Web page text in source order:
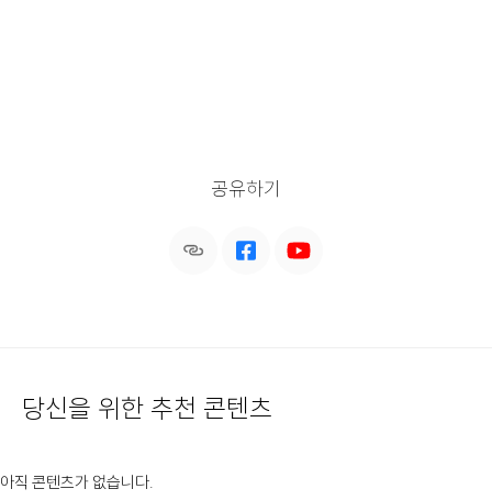
공유하기
당신을 위한 추천 콘텐츠
아직 콘텐츠가 없습니다.